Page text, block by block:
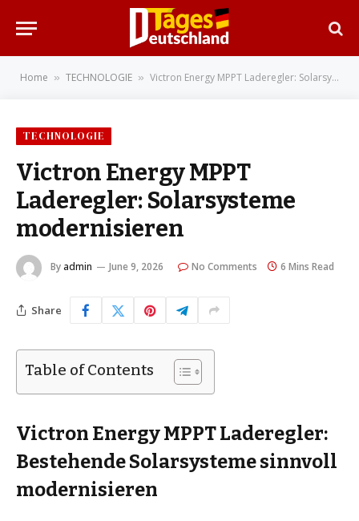
Home » TECHNOLOGIE » Victron Energy MPPT Laderegler: Solarsysteme modernisieren
TECHNOLOGIE
Victron Energy MPPT
Laderegler: Solarsysteme
modernisieren
By admin June 9, 2026 No Comments 6 Mins Read
Share
Table of Contents
Victron Energy MPPT Laderegler:
Bestehende Solarsysteme sinnvoll
modernisieren